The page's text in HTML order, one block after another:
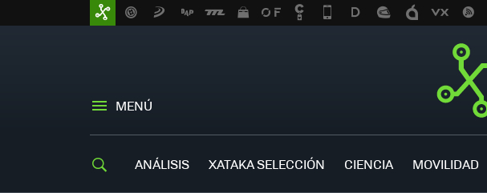
MENÚ
ANÁLISIS XATAKA SELECCIÓN CIENCIA MOVILIDAD